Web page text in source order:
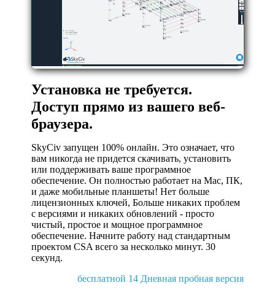
Установка не требуется.
Доступ прямо из вашего веб-
браузера.
SkyCiv запущен 100% онлайн. Это означает, что
вам никогда не придется скачивать, установить
или поддерживать ваше программное
обеспечение. Он полностью работает на Mac, ПК,
и даже мобильные планшеты! Нет больше
лицензионных ключей, Больше никаких проблем
с версиями и никаких обновлений - просто
чистый, простое и мощное программное
обеспечение. Начните работу над стандартным
проектом CSA всего за несколько минут. 30
секунд.
бесплатной 14 Дневная пробная версия